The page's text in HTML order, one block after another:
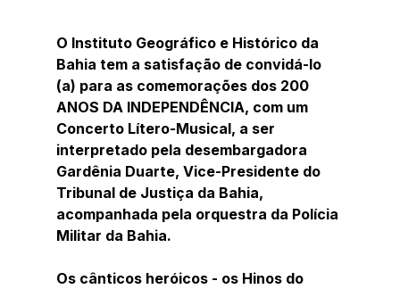
O Instituto Geográfico e Histórico da
Bahia tem a satisfação de convidá-lo
(a) para as comemorações dos 200
ANOS DA INDEPENDÊNCIA, com um
Concerto Lítero-Musical, a ser
interpretado pela desembargadora
Gardênia Duarte, Vice-Presidente do
Tribunal de Justiça da Bahia,
acompanhada pela orquestra da Polícia
Militar da Bahia.
Os cânticos heróicos - os Hinos do